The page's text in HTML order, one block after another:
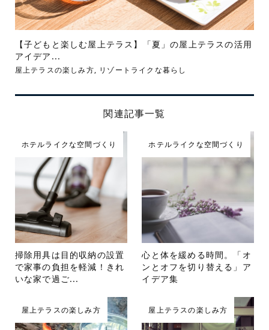
【子どもと楽しむ屋上テラス】「夏」の屋上テラスの活用
アイデア...
屋上テラスの楽しみ方, リゾートライクな暮らし
関連記事一覧
ホテルライクな空間づくり
掃除用具は目的収納の設置
で家事の負担を軽減！きれ
いな家で過ご...
ホテルライクな空間づくり
心と体を緩める時間。「オ
ンとオフを切り替える」ア
イデア集
屋上テラスの楽しみ方 屋上テラスの楽しみ方